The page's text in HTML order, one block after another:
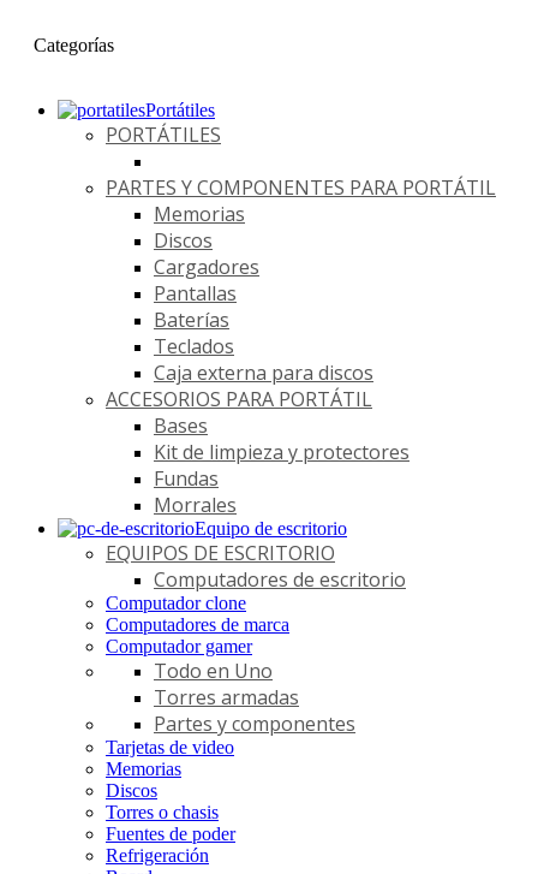
Categorías
Portátiles
PORTÁTILES
PARTES Y COMPONENTES PARA PORTÁTIL
Memorias
Discos
Cargadores
Pantallas
Baterías
Teclados
Caja externa para discos
ACCESORIOS PARA PORTÁTIL
Bases
Kit de limpieza y protectores
Fundas
Morrales
Equipo de escritorio
EQUIPOS DE ESCRITORIO
Computadores de escritorio
Computador clone
Computadores de marca
Computador gamer
Todo en Uno
Torres armadas
Partes y componentes
Tarjetas de video
Memorias
Discos
Torres o chasis
Fuentes de poder
Refrigeración